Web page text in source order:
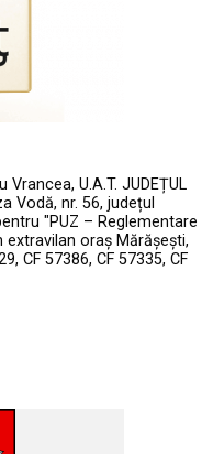
U.A.T. JUDEȚUL
Vodă, nr. 56, județul
"PUZ – Reglementare
oraș Mărășești,
CF 57386, CF 57335, CF